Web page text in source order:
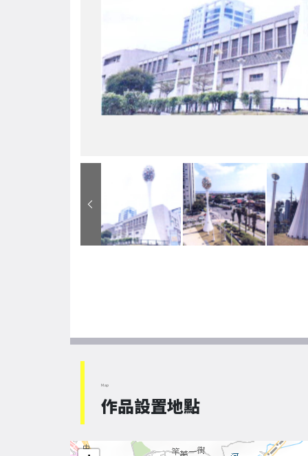
Map
作品設置地點